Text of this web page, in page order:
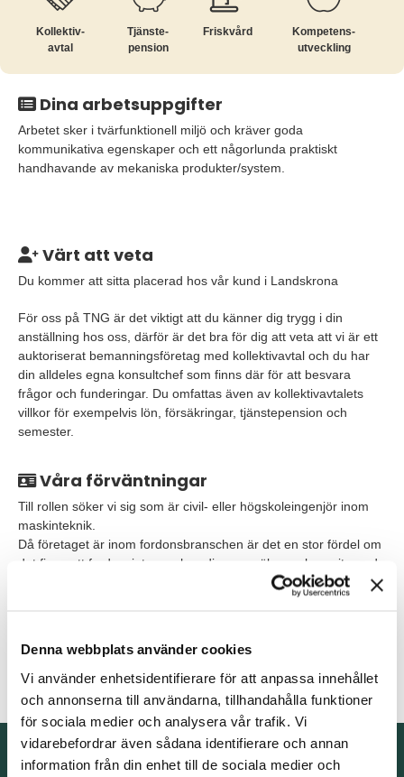
Denna webbplats använder cookies
Vi använder enhetsidentifierare för att anpassa innehållet
och annonserna till användarna, tillhandahålla funktioner
för sociala medier och analysera vår trafik. Vi
vidarebefordrar även sådana identifierare och annan
information från din enhet till de sociala medier och
Kollektiv­
avtal
Tjänste­
pension
Friskvård
Kompetens­
utveckling
Dina arbetsuppgifter
Arbetet sker i tvärfunktionell miljö och kräver goda
kommunikativa egenskaper och ett någorlunda praktiskt
handhavande av mekaniska produkter/system.
Värt att veta
Du kommer att sitta placerad hos vår kund i Landskrona
För oss på TNG är det viktigt att du känner dig trygg i din
anställning hos oss, därför är det bra för dig att veta att vi är ett
auktoriserat bemanningsföretag med kollektivavtal och du har
din alldeles egna konsultchef som finns där för att besvara
frågor och funderingar. Du omfattas även av kollektivavtalets
villkor för exempelvis lön, försäkringar, tjänstepension och
semester.
Våra förväntningar
Till rollen söker vi sig som är civil- eller högskoleingenjör inom
maskinteknik.
Då företaget är inom fordonsbranschen är det en stor fördel om
det finns ett fordonsintresse hos dig som söker, och meriterande
är om du även har arbetat med fordon tidigare.
Goda språkkunskaper i svenska och engelska krävs då
kommunikation sker på båda språken.
Kontakta oss